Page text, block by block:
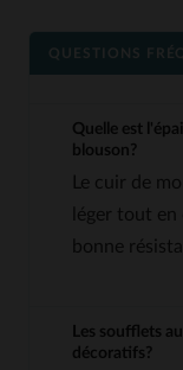
QUESTIONS
Quelle est
blouson?
Le cuir de
léger tout
bonne
Les soufflets
décoratifs?